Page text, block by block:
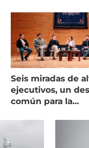
Seis miradas de
ejecutivos, un
común para la